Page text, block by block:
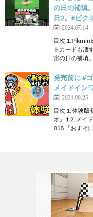
の日の補填
日2。#ピク
2024.07.14
目次 1. Pikmin
トカードも凄
宙の日の補填
発売前に #
メイドイン
2021.08.25
目次 1. 体験版
オ』1.2. メイ
018 『おすそ